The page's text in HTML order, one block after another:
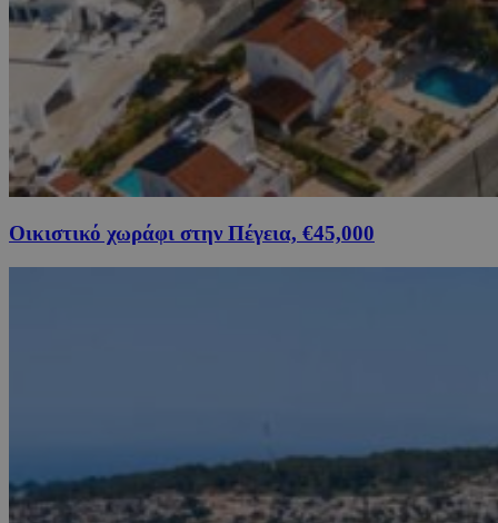
Οικιστικό χωράφι στην Πέγεια, €45,000